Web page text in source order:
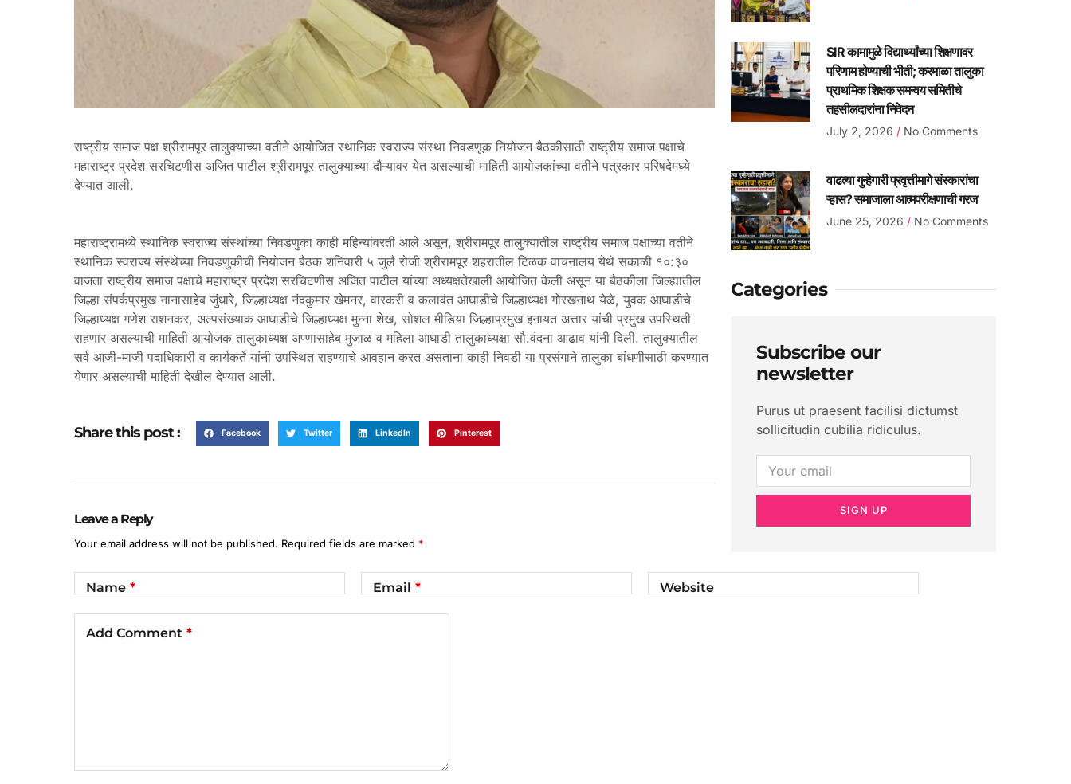
राष्ट्रीय समाज पक्ष श्रीरामपूर तालुक्याच्या वतीने आयोजित स्थानिक स्वराज्य संस्था निवडणूक नियोजन बैठकीसाठी राष्ट्रीय समाज पक्षाचे
महाराष्ट्र प्रदेश सरचिटणीस अजित पाटील श्रीरामपूर तालुक्याच्या दौऱ्यावर येत असल्याची माहिती आयोजकांच्या वतीने पत्रकार परिषदेमध्ये
देण्यात आली.
महाराष्ट्रामध्ये स्थानिक स्वराज्य संस्थांच्या निवडणुका काही महिन्यांवरती आले असून, श्रीरामपूर तालुक्यातील राष्ट्रीय समाज पक्षाच्या वतीने
स्थानिक स्वराज्य संस्थेच्या निवडणुकीची नियोजन बैठक शनिवारी ५ जुलै रोजी श्रीरामपूर शहरातील टिळक वाचनालय येथे सकाळी १०:३०
वाजता राष्ट्रीय समाज पक्षाचे महाराष्ट्र प्रदेश सरचिटणीस अजित पाटील यांच्या अध्यक्षतेखाली आयोजित केली असून या बैठकीला जिल्ह्यातील
जिल्हा संपर्कप्रमुख नानासाहेब जुंधारे, जिल्हाध्यक्ष नंदकुमार खेमनर, वारकरी व कलावंत आघाडीचे जिल्हाध्यक्ष गोरखनाथ येळे, युवक आघाडीचे
जिल्हाध्यक्ष गणेश राशनकर, अल्पसंख्याक आघाडीचे जिल्हाध्यक्ष मुन्ना शेख, सोशल मीडिया जिल्हाप्रमुख इनायत अत्तार यांची प्रमुख उपस्थिती
राहणार असल्याची माहिती आयोजक तालुकाध्यक्ष अण्णासाहेब मुजाळ व महिला आघाडी तालुकाध्यक्षा सौ.वंदना आढाव यांनी दिली. तालुक्यातील
सर्व आजी-माजी पदाधिकारी व कार्यकर्ते यांनी उपस्थित राहण्याचे आवहान करत असताना काही निवडी या प्रसंगाने तालुका बांधणीसाठी करण्यात
येणार असल्याची माहिती देखील देण्यात आली.
Share this post : Facebook Twitter LinkedIn Pinterest
Leave a Reply
Your email address will not be published. Required fields are marked *
Name * Email * Website
Add Comment *
SIR कामामुळे विद्यार्थ्यांच्या शिक्षणावर
परिणाम होण्याची भीती; करमाळा तालुका
प्राथमिक शिक्षक समन्वय समितीचे
तहसीलदारांना निवेदन
July 2, 2026 No Comments
वाढत्या गुन्हेगारी प्रवृत्तीमागे संस्कारांचा
ऱ्हास? समाजाला आत्मपरीक्षणाची गरज
June 25, 2026 No Comments
Categories
Subscribe our
newsletter
Purus ut praesent facilisi dictumst
sollicitudin cubilia ridiculus.
SIGN UP